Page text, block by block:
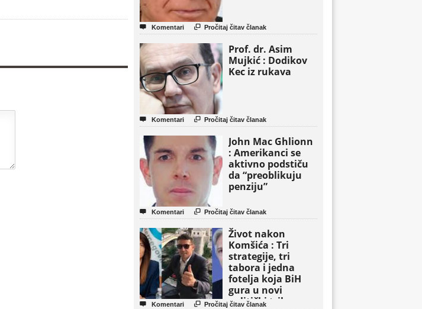
 Komentari  Pročitaj čitav članak
Prof. dr. Asim
Mujkić : Dodikov
Kec iz rukava
 Komentari  Pročitaj čitav članak
John Mac Ghlionn
: Amerikanci se
aktivno podstiču
da “preoblikuju
penziju”
 Komentari  Pročitaj čitav članak
Život nakon
Komšića : Tri
strategije, tri
tabora i jedna
fotelja koja BiH
gura u novi
politički triler
 Komentari  Pročitaj čitav članak